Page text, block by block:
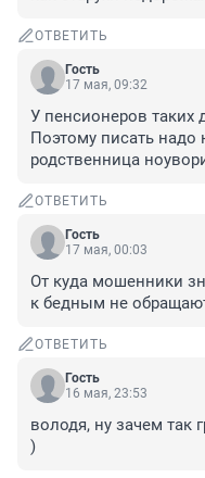
ОТВЕТИТЬ
Гость
17 мая, 09:32
У пенсионеров таких
Поэтому писать надо
родственница
ОТВЕТИТЬ
Гость
17 мая, 00:03
От куда мошенники
к бедным не
ОТВЕТИТЬ
Гость
16 мая, 23:53
володя, ну зачем так
)